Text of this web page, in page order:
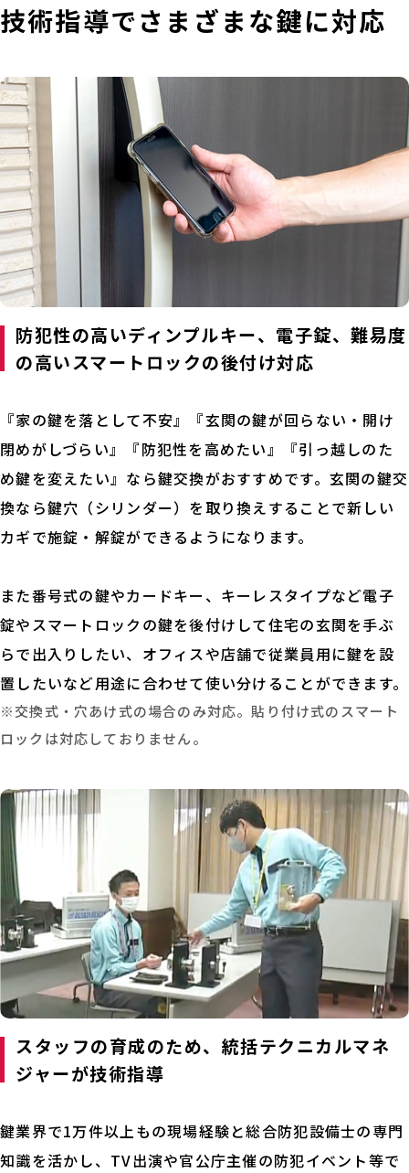
技術指導でさまざまな鍵に対応
防犯性の高いディンプルキー、電子錠、難易度
の高いスマートロックの後付け対応
『家の鍵を落として不安』『玄関の鍵が回らない・開け
閉めがしづらい』『防犯性を高めたい』『引っ越しのた
め鍵を変えたい』なら鍵交換がおすすめです。玄関の鍵交
換なら鍵穴（シリンダー）を取り換えすることで新しい
カギで施錠・解錠ができるようになります。
また番号式の鍵やカードキー、キーレスタイプなど電子
錠やスマートロックの鍵を後付けして住宅の玄関を手ぶ
らで出入りしたい、オフィスや店舗で従業員用に鍵を設
置したいなど用途に合わせて使い分けることができます。
※交換式・穴あけ式の場合のみ対応。貼り付け式のスマート
ロックは対応しておりません。
スタッフの育成のため、統括テクニカルマネ
ジャーが技術指導
鍵業界で1万件以上もの現場経験と総合防犯設備士の専門
知識を活かし、TV出演や官公庁主催の防犯イベント等で